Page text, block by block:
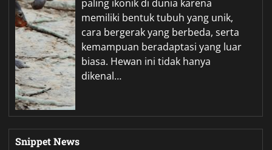
paling ikonik di dunia karena
memiliki bentuk tubuh yang unik,
cara bergerak yang berbeda, serta
kemampuan beradaptasi yang luar
biasa. Hewan ini tidak hanya
dikenal…
Snippet News